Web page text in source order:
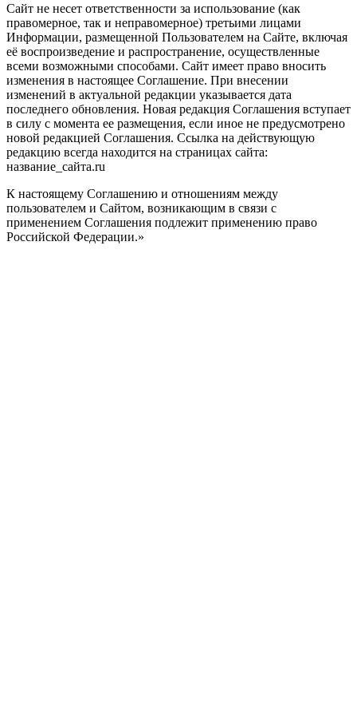
Сайт не несет ответственности за использование (как
правомерное, так и неправомерное) третьими лицами
Информации, размещенной Пользователем на Сайте, включая
её воспроизведение и распространение, осуществленные
всеми возможными способами. Сайт имеет право вносить
изменения в настоящее Соглашение. При внесении
изменений в актуальной редакции указывается дата
последнего обновления. Новая редакция Соглашения вступает
в силу с момента ее размещения, если иное не предусмотрено
новой редакцией Соглашения. Ссылка на действующую
редакцию всегда находится на страницах сайта:
название_сайта.ru
К настоящему Соглашению и отношениям между
пользователем и Сайтом, возникающим в связи с
применением Соглашения подлежит применению право
Российской Федерации.»